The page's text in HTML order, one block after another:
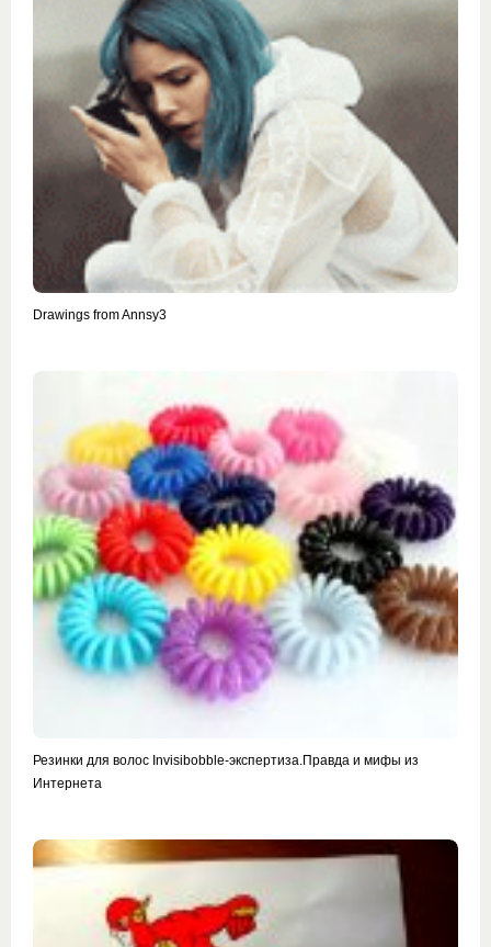
Drawings from Annsy3
Резинки для волос Invisibobble-экспертиза.Правда и мифы из
Интернета